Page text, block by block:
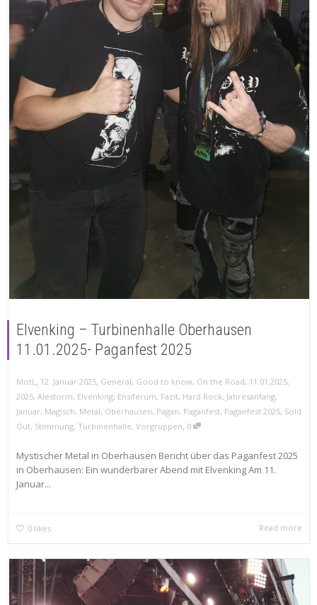
Elvenking – Turbinenhalle Oberhausen
11.01.2025- Paganfest 2025
MotL, 12. Januar 2025, General, Good to know, On the Road, 11.01.2025,
2025, Alestorm, Elvenking, Ensiferum, Fazit, Hard Rock, Jahresanfang,
Januar, Magisch, Metal, Oberhausen, Pagan, Paganfest, Paganfest 2025, Sold
Out, Stimmung, Turbinenhalle, Vorgruppen, 0
Mystischer Metal in Oberhausen Bericht über das Paganfest 2025
in Oberhausen: Ein wunderbarer Abend mit Elvenking Am 11.
Januar...
0 likes Read more